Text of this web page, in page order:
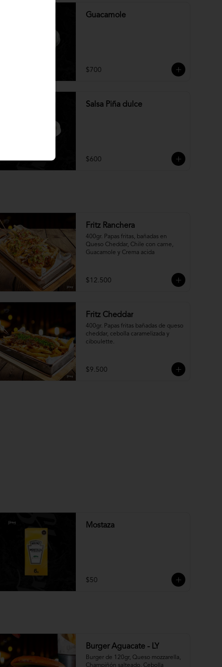
Guacamole
$700
Salsa Piña dulce
$600
Fritz Ranchera
400gr. Papas fritas, bañadas en
Queso Cheddar, Chile con carne,
Guacamole y Crema acida
$12.500
Fritz Cheddar
400gr. Papas fritas bañadas de queso
cheddar, cebolla caramelizada y
ciboulette.
$9.500
Mostaza
$50
Burger Aguacate - LY
Burger de 120gr, Queso mozzarella,
Champiñón salteado, Cebolla